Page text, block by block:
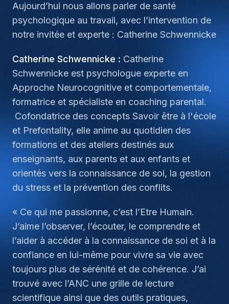
Aujourd’hui nous allons parler de santé
psychologique au travail, avec l’intervention de
notre invitée et experte : Catherine Schwennicke
Catherine Schwennicke : Catherine
Schwennicke est psychologue experte en
Approche Neurocognitive et comportementale,
formatrice et spécialiste en coaching parental.
Cofondatrice des concepts Savoir être à l'école
et Prefontality, elle anime au quotidien des
formations et des ateliers destinés aux
enseignants, aux parents et aux enfants et
orientés vers la connaissance de soi, la gestion
du stress et la prévention des conflits.
« Ce qui me passionne, c’est l’Etre Humain.
J’aime l’observer, l’écouter, le comprendre et
l’aider à accéder à la connaissance de soi et à la
confiance en lui-même pour vivre sa vie avec
toujours plus de sérénité et de cohérence. J’ai
trouvé avec l’ANC une grille de lecture
scientifique ainsi que des outils pratiques,